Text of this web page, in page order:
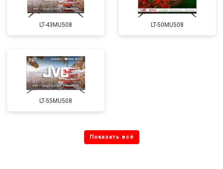
LT-43MU508 LT-50MU508
LT-55MU508